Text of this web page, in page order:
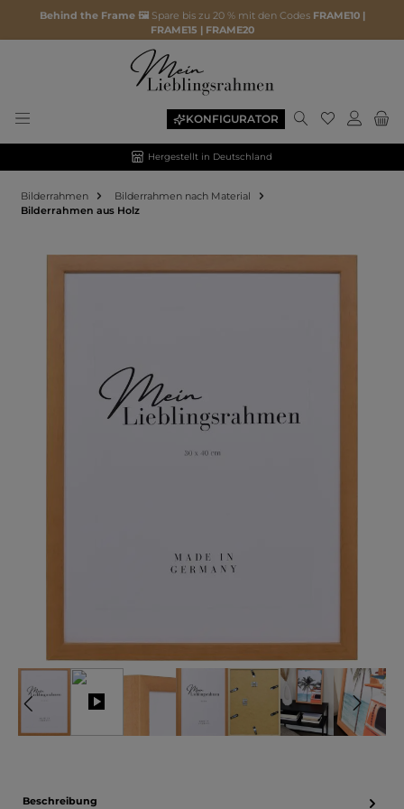
Behind the Frame 🖼️ Spare bis zu 20 % mit den Codes FRAME10 |
FRAME15 | FRAME20
KONFIGURATOR
Hergestellt in Deutschland
Bilderrahmen
Bilderrahmen nach Material
Bilderrahmen aus Holz
Beschreibung